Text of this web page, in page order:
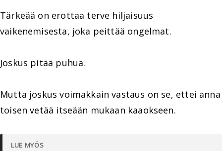
Tärkeää on erottaa terve hiljaisuus
vaikenemisesta, joka peittää ongelmat.
Joskus pitää puhua.
Mutta joskus voimakkain vastaus on se, ettei anna
toisen vetää itseään mukaan kaaokseen.
LUE MYÖS